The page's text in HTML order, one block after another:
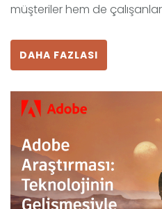
müşteriler hem de
DAHA FAZLASI